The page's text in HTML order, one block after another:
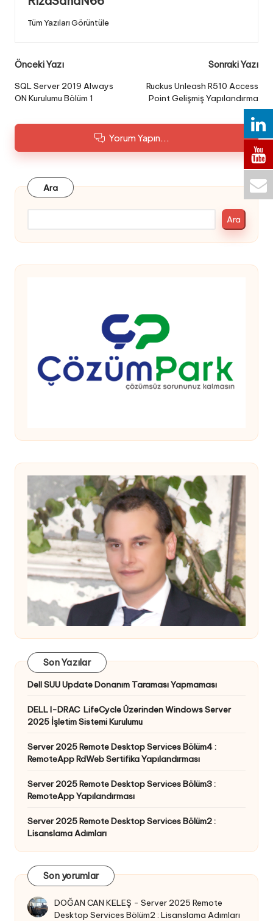
Tüm Yazıları Görüntüle
Post
navigation
Önceki Yazı
SQL Server 2019 Always
ON Kurulumu Bölüm 1
Sonraki Yazı
Ruckus Unleash R510 Access
Point Gelişmiş Yapılandırma
Yorum Yapın...
Ara
Ara
Son Yazılar
Dell SUU Update Donanım Taraması Yapmaması
DELL I-DRAC LifeCycle Üzerinden Windows Server
2025 İşletim Sistemi Kurulumu
Server 2025 Remote Desktop Services Bölüm4 :
RemoteApp RdWeb Sertifika Yapılandırması
Server 2025 Remote Desktop Services Bölüm3 :
RemoteApp Yapılandırması
Server 2025 Remote Desktop Services Bölüm2 :
Lisanslama Adımları
Son yorumlar
DOĞAN CAN KELEŞ -Server 2025 Remote
Desktop Services Bölüm2 : Lisanslama Adımları